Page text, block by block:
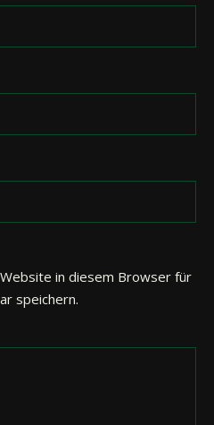
in diesem Browser für
speichern.